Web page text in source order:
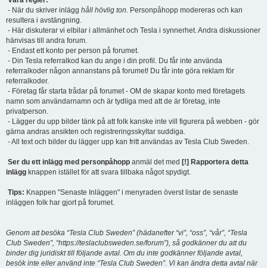
- När du skriver inlägg håll hövlig ton. Personpåhopp modereras och kan
resultera i avstängning.
- Här diskuterar vi elbilar i allmänhet och Tesla i synnerhet. Andra diskussioner
hänvisas till andra forum.
- Endast ett konto per person på forumet.
- Din Tesla referralkod kan du ange i din profil. Du får inte använda
referralkoder någon annanstans på forumet! Du får inte göra reklam för
referralkoder.
- Företag får starta trådar på forumet - OM de skapar konto med företagets
namn som användarnamn och är tydliga med att de är företag, inte
privatperson.
- Lägger du upp bilder tänk på att folk kanske inte vill figurera på webben - gör
gärna andras ansikten och registreringsskyltar suddiga.
- All text och bilder du lägger upp kan fritt användas av Tesla Club Sweden.
Ser du ett inlägg med personpåhopp anmäl det med [!] Rapportera detta
inlägg knappen istället för att svara tillbaka något spydigt.
Tips: Knappen "Senaste Inläggen" i menyraden överst listar de senaste
inläggen folk har gjort på forumet.
Genom att besöka “Tesla Club Sweden” (hädanefter “vi”, “oss”, “vår”, “Tesla
Club Sweden”, “https://teslaclubsweden.se/forum”), så godkänner du att du
binder dig juridiskt till följande avtal. Om du inte godkänner följande avtal,
besök inte eller använd inte “Tesla Club Sweden”. Vi kan ändra detta avtal när